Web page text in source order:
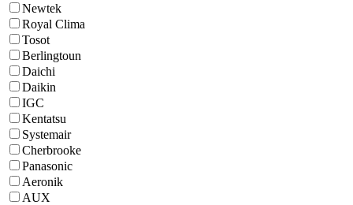
Newtek
Royal Clima
Tosot
Berlingtoun
Daichi
Daikin
IGC
Kentatsu
Systemair
Cherbrooke
Panasonic
Aeronik
AUX